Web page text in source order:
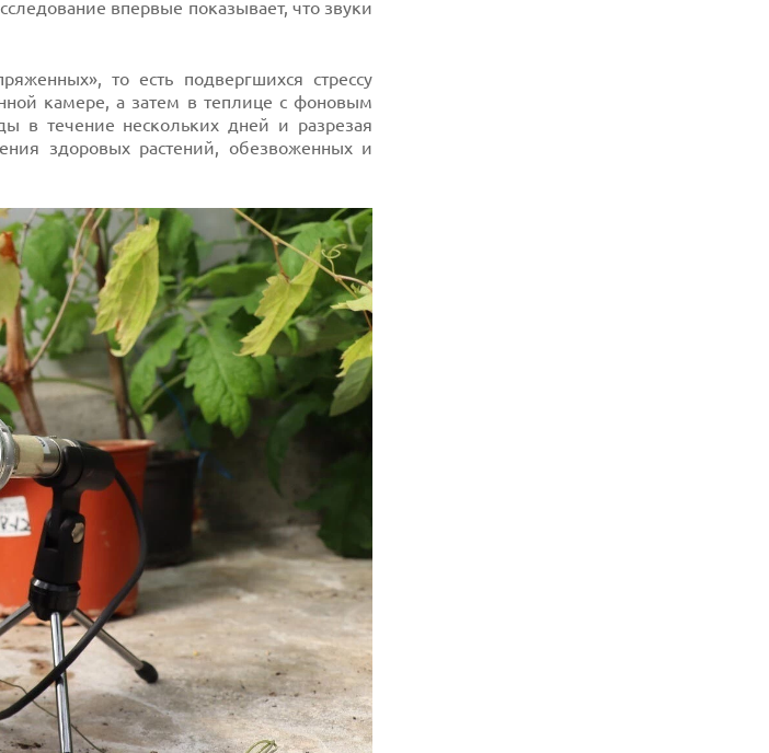
впервые показывает, что звуки
то есть подвергшихся стрессу
камере, а затем в теплице с фоновым
в течение нескольких дней и разрезая
здоровых растений, обезвоженных и